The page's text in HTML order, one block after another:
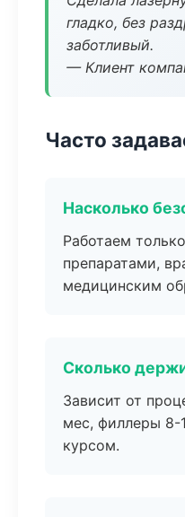
гладко, без
заботливый.
— Клиент
Часто
Насколько
Работаем
препаратами,
медицинским
Сколько
Зависит от
мес, филлеры
курсом.